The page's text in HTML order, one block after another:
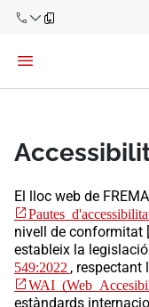
900 61 00
+34 91
900 61 00
61
Assessories
Treballadors
​El lloc web de
Pautes
nivell de conformitat
estableix la
549:2022 , respectant
WAI (Web
estàndards